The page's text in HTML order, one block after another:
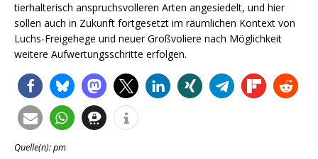
tierhalterisch anspruchsvolleren Arten angesiedelt, und hier
sollen auch in Zukunft fortgesetzt im räumlichen Kontext von
Luchs-Freigehege und neuer Großvoliere nach Möglichkeit
weitere Aufwertungsschritte erfolgen.
Quelle(n): pm